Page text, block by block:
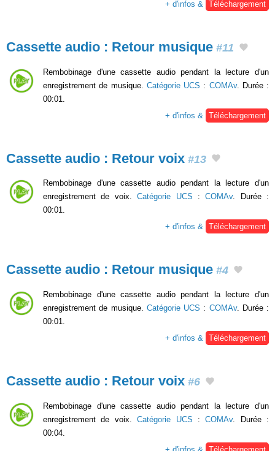
+ d'infos & Téléchargement
Cassette audio : Retour musique #11
Rembobinage d'une cassette audio pendant la lecture d'un
enregistrement de musique. Catégorie UCS : COMAv. Durée :
00:01.
+ d'infos &
Téléchargement
Cassette audio : Retour voix #13
Rembobinage d'une cassette audio pendant la lecture d'un
enregistrement de voix.Catégorie UCS :COMAv. Durée :
00:01.
+ d'infos & Téléchargement
Cassette audio : Retour musique #4
Rembobinage d'une cassette audio pendant la lecture d'un
enregistrement de musique. Catégorie UCS : COMAv. Durée :
00:01.
+ d'infos &
Téléchargement
Cassette audio : Retour voix #6
Rembobinage d'une cassette audio pendant la lecture d'un
enregistrement de voix.Catégorie UCS :COMAv. Durée :
00:04.
+ d'infos &
Téléchargement